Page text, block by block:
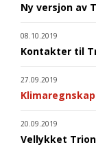
Ny versjon av
08.10.2019
Kontakter til
27.09.2019
20.09.2019
Vellykket